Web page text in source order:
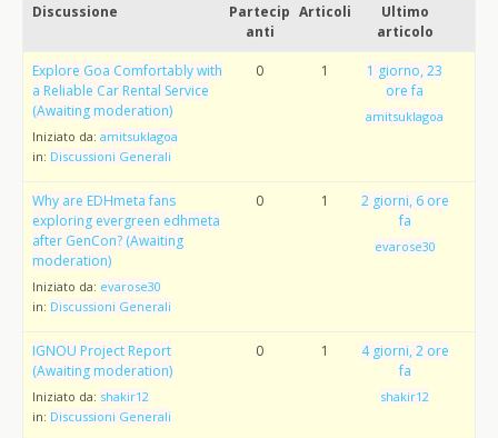
Discussione
Partecip
anti
Articoli
Ultimo
articolo
Explore Goa Comfortably with
a Reliable Car Rental Service
(Awaiting moderation)
Iniziato da: amitsuklagoa
in: Discussioni Generali
0 1
1 giorno, 23
ore fa
amitsuklagoa
Why are EDHmeta fans
exploring evergreen edhmeta
after GenCon? (Awaiting
moderation)
Iniziato da: evarose30
in: Discussioni Generali
0 1
2 giorni, 6 ore
fa
evarose30
IGNOU Project Report
(Awaiting moderation)
Iniziato da: shakir12
in: Discussioni Generali
0 1
4 giorni, 2 ore
fa
shakir12